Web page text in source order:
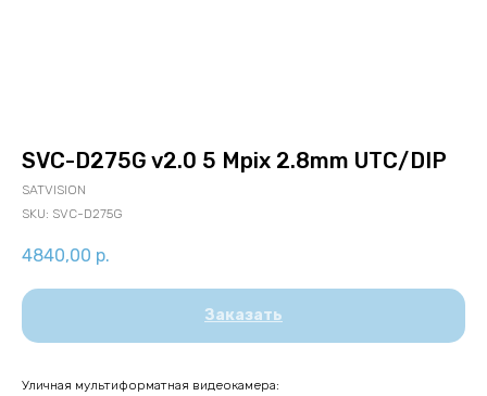
SVC-D275G v2.0 5 Mpix 2.8mm UTC/DIP
SATVISION
SKU: SVC-D275G
4840,00 р.
Заказать
Уличная мультиформатная видеокамера: